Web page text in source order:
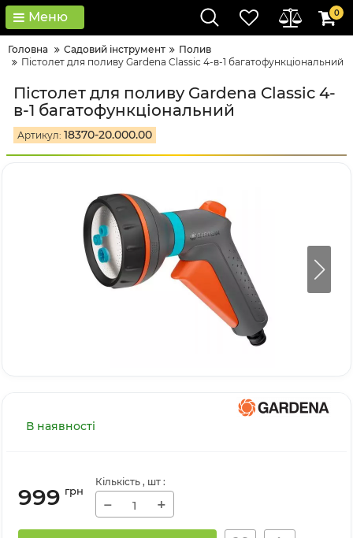
Меню 0
Головна Садовий інструмент
Полив
Пістолет для поливу Gardena Classic 4-в-1 багатофункціональний
Пістолет для поливу Gardena Classic 4-
в-1 багатофункціональний
Артикул: 18370-20.000.00
В наявності
999 грн
Кількість , шт :
− +